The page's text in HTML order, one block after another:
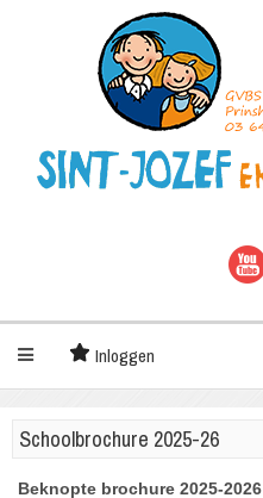
Inloggen
Schoolbrochure 2025-26
Beknopte brochure 2025-2026